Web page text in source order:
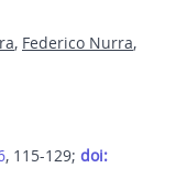
, Federico Nurra,
, 115-129; doi: